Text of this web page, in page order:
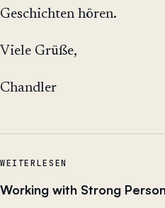
Geschichten hören.
Viele Grüße,
Chandler
WEITERLESEN
Working with Strong